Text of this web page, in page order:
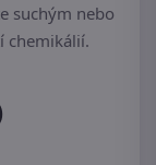
suchým nebo
chemikálií.